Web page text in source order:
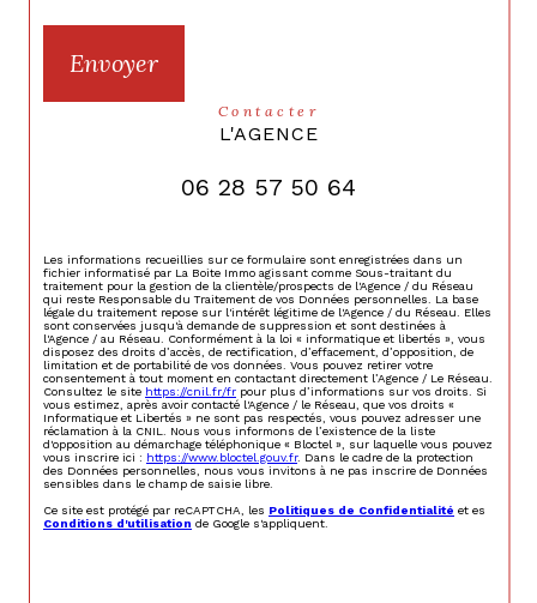
Envoyer
contacter
L'AGENCE
06 28 57 50 64
Les informations recueillies sur ce formulaire sont enregistrées dans un
fichier informatisé par La Boite Immo agissant comme Sous-traitant du
traitement pour la gestion de la clientèle/prospects de l'Agence / du Réseau
qui reste Responsable du Traitement de vos Données personnelles. La base
légale du traitement repose sur l'intérêt légitime de l'Agence / du Réseau. Elles
sont conservées jusqu'à demande de suppression et sont destinées à
l'Agence / au Réseau. Conformément à la loi « informatique et libertés », vous
disposez des droits d’accès, de rectification, d’effacement, d’opposition, de
limitation et de portabilité de vos données. Vous pouvez retirer votre
consentement à tout moment en contactant directement l’Agence / Le Réseau.
Consultez le site https://cnil.fr/fr pour plus d’informations sur vos droits. Si
vous estimez, après avoir contacté l'Agence / le Réseau, que vos droits «
Informatique et Libertés » ne sont pas respectés, vous pouvez adresser une
réclamation à la CNIL. Nous vous informons de l’existence de la liste
d'opposition au démarchage téléphonique « Bloctel », sur laquelle vous pouvez
vous inscrire ici : https://www.bloctel.gouv.fr. Dans le cadre de la protection
des Données personnelles, nous vous invitons à ne pas inscrire de Données
sensibles dans le champ de saisie libre.
Ce site est protégé par reCAPTCHA, les Politiques de Confidentialité et es
Conditions d'utilisation de Google s'appliquent.